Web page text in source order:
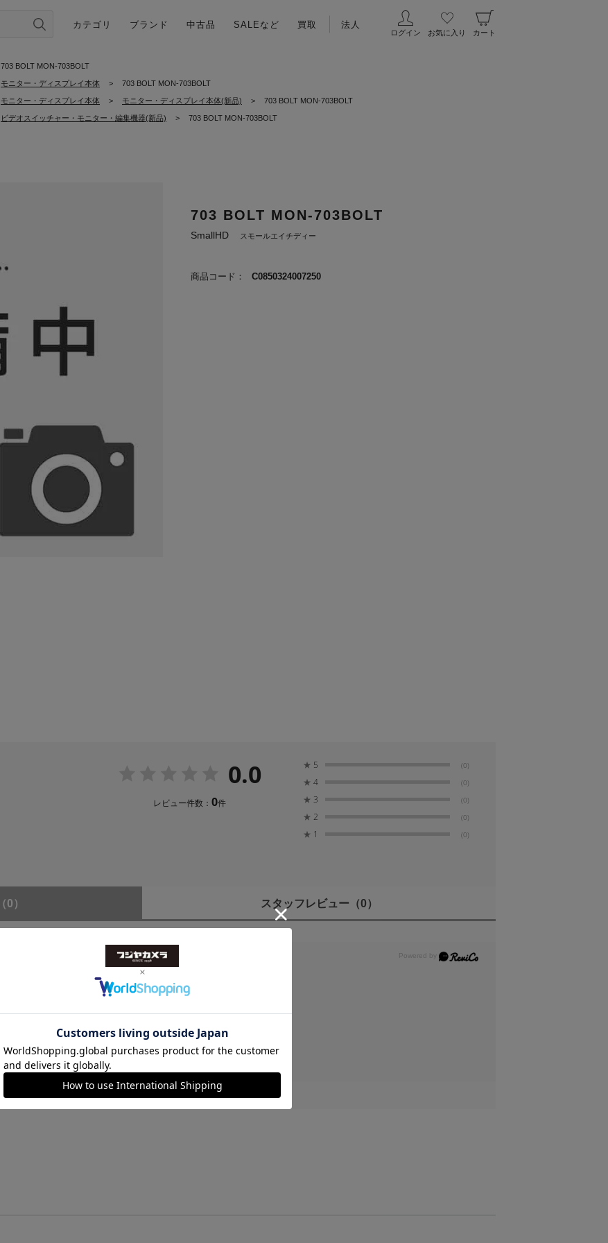
カテゴリ ブランド 中古品 SALEなど 買取 法人
ログイン お気に入り カート
703 BOLT MON-703BOLT
モニター・ディスプレイ本体 > 703 BOLT MON-703BOLT
モニター・ディスプレイ本体 > モニター・ディスプレイ本体(新品) > 703 BOLT MON-703BOLT
ビデオスイッチャー・モニター・編集機器(新品) > 703 BOLT MON-703BOLT
703 BOLT MON-703BOLT
SmallHD スモールエイチディー
商品コード： C0850324007250
0.0
レビュー件数： 0件
★ 5 (0)
★ 4 (0)
★ 3 (0)
★ 2 (0)
★ 1 (0)
（0） スタッフレビュー （0）
レビューはありません。